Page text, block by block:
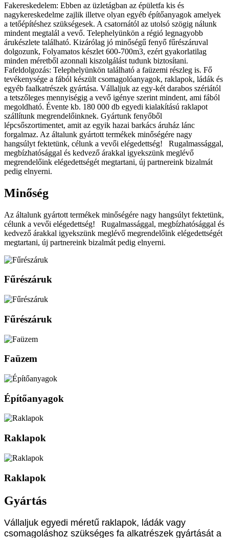
Fakereskedelem: Ebben az üzletágban az épületfa kis és
nagykereskedelme zajlik illetve olyan egyéb építőanyagok amelyek
a tetőépítéshez szükségesek. A csatornától az utolsó szögig nálunk
mindent megtalál a vevő. Telephelyünkön a régió legnagyobb
árukészlete található. Kizárólag jó minőségű fenyő fűrészáruval
dolgozunk, Folyamatos készlet 600-700m3, ezért gyakorlatilag
minden méretből azonnali kiszolgálást tudunk biztosítani.
Fafeldolgozás: Telephelyünkön található a faüzemi részleg is. Fő
tevékenysége a fából készült csomagolóanyagok, raklapok, ládák és
egyéb faalkatrészek gyártása. Vállaljuk az egy-két darabos szériától
a tetszőleges mennyiségig a vevő igénye szerint mindent, ami fából
megoldható. Évente kb. 180 000 db egyedi kialakítású raklapot
szállítunk megrendelőinknek. Gyártunk fenyőből
lépcsőszortimentet, amit az egyik hazai barkács áruház lánc
forgalmaz. Az általunk gyártott termékek minőségére nagy
hangsúlyt fektetünk, célunk a vevői elégedettség! Rugalmassággal,
megbízhatósággal és kedvező árakkal igyekszünk meglévő
megrendelőink elégedettségét megtartani, új partnereink bizalmát
pedig elnyerni.
Minőség
Az általunk gyártott termékek minőségére nagy hangsúlyt fektetünk,
célunk a vevői elégedettség! Rugalmassággal, megbízhatósággal és
kedvező árakkal igyekszünk meglévő megrendelőink elégedettségét
megtartani, új partnereink bizalmát pedig elnyerni.
Fűrészáruk
Fűrészáruk
Faüzem
Építőanyagok
Raklapok
Raklapok
Gyártás
Vállaljuk egyedi méretű raklapok, ládák vagy
csomagoláshoz szükséges fa alkatrészek gyártását a